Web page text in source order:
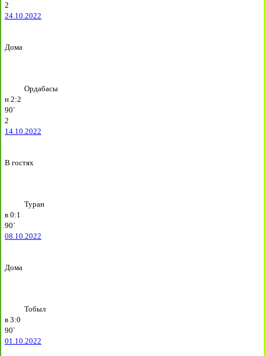
2
24.10.2022
Дома
Ордабасы
н 2:2
90`
2
14.10.2022
В гостях
Туран
в 0:1
90`
08.10.2022
Дома
Тобыл
в 3:0
90`
01.10.2022